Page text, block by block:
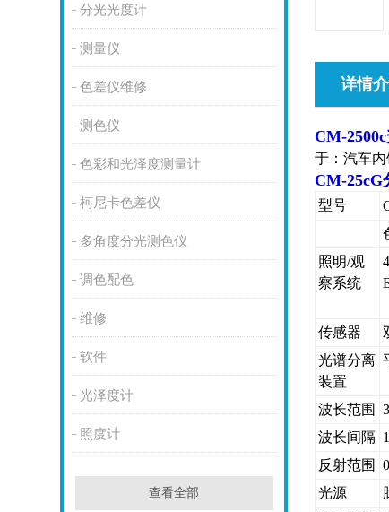
分光光度计
测量仪
色差仪维修
测色仪
色彩和光泽度测量计
柯尼卡色差仪
多角度分光测色仪
调色配色
维修
软件
光泽度计
照度计
查看全部
详情
CM-
于：汽车
CM-25cG
型号
照明/观
察系统
传感器
光谱分离
装置
波长范围
波长间隔
反射范围
光源